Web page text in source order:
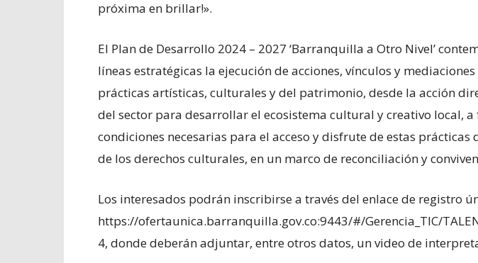
próxima en brillar!».
El Plan de Desarrollo 2024 – 2027 ‘Barranquilla a Otro Nivel’
líneas estratégicas la ejecución de acciones, vínculos y
prácticas artísticas, culturales y del patrimonio, desde la acción
del sector para desarrollar el ecosistema cultural y creativo local,
condiciones necesarias para el acceso y disfrute de estas prácticas
de los derechos culturales, en un marco de reconciliación y
Los interesados podrán inscribirse a través del enlace de registro
https://ofertaunica.barranquilla.gov.co:9443/#/Gerencia_TIC/
4, donde deberán adjuntar, entre otros datos, un video de